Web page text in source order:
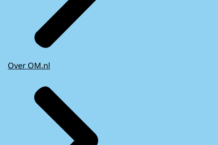
Over OM.nl